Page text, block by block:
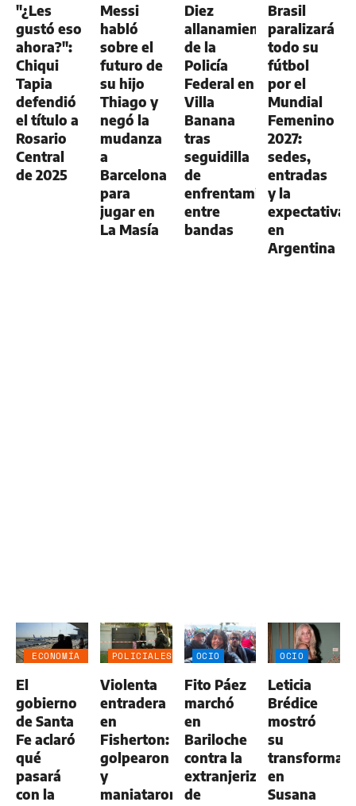
"¿Les
gustó eso
ahora?":
Chiqui
Tapia
defendió
el título a
Rosario
Central
de 2025
Messi
habló
sobre el
futuro de
su hijo
Thiago y
negó la
mudanza
a
Barcelona
para
jugar en
La Masía
Diez
allanamientos
de la
Policía
Federal en
Villa
Banana
tras
seguidilla
de
enfrentamientos
entre
bandas
Brasil
paralizará
todo su
fútbol
por el
Mundial
Femenino
2027:
sedes,
entradas
y la
expectativa
en
Argentina
ECONOMÍA
El
gobierno
de Santa
Fe aclaró
qué
pasará
con la
POLICIALES
Violenta
entradera
en
Fisherton:
golpearon
y
maniataron
OCIO
Fito Páez
marchó
en
Bariloche
contra la
extranjerización
de
OCIO
Leticia
Brédice
mostró
su
en
Susana